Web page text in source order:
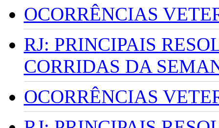
OCORRÊNCIAS
RJ: PRINCIPAIS
CORRIDAS DA
OCORRÊNCIAS